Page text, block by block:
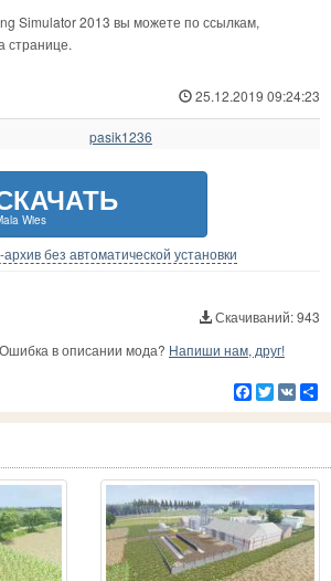
Simulator 2013 вы можете по ссылкам,
странице.
25.12.2019 09:24:23
pasik1236
Wies
архив без автоматической установки
Скачиваний: 943
в описании мода? Напиши нам, друг!
Facebook
Twitter
VK